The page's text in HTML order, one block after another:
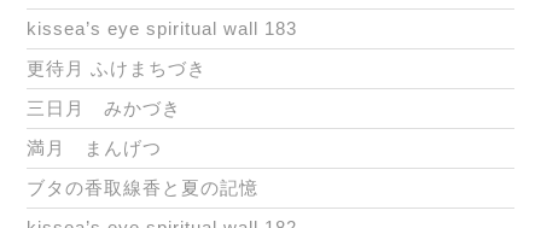
kissea’s eye spiritual wall 183
更待月 ふけまちづき
三日月 みかづき
満月 まんげつ
ブタの香取線香と夏の記憶